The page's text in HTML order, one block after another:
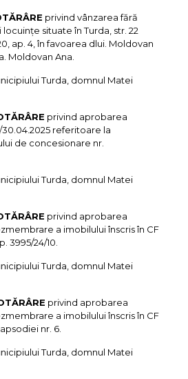
privind vânzarea fără
situate în Turda, str. 22
ap. 4, în favoarea dlui. Moldovan
Moldovan Ana.
Turda, domnul Matei
privind aprobarea
referitoare la
de concesionare nr.
Turda, domnul Matei
privind aprobarea
a imobilului înscris în CF
3995/24/10.
Turda, domnul Matei
privind aprobarea
a imobilului înscris în CF
nr. 6.
Turda, domnul Matei